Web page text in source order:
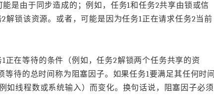
是由于同步造成的；例如，任务1和任务2共享由锁或信
解锁该资源。或者，可能是因为任务1正在请求任务2当前
正在等待的条件（例如，任务2解锁两个任务共享的资
等待的总时间称为阻塞因子。如果任务1要满足其任何时间
如线程数或系统输入）而变化。换句话说，阻塞因子必须